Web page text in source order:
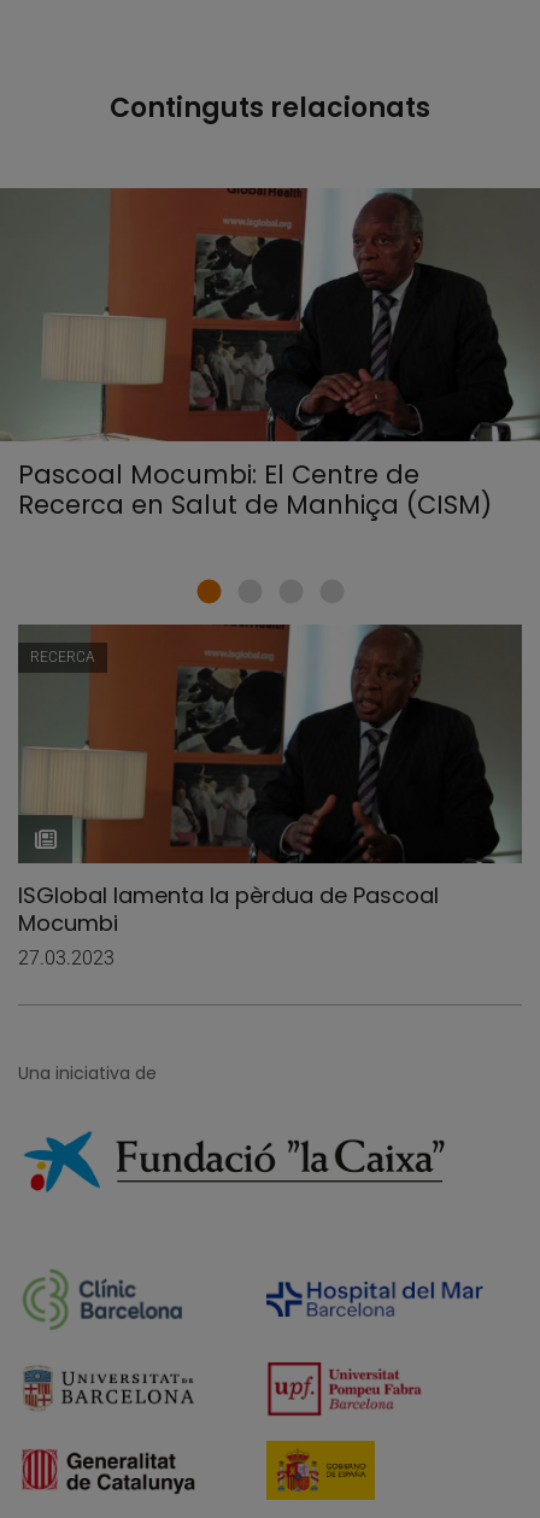
Continguts relacionats
Pascoal Mocumbi: El Centre de
Recerca en Salut de Manhiça (CISM)
RECERCA
ISGlobal lamenta la pèrdua de Pascoal
Mocumbi
27.03.2023
Una iniciativa de